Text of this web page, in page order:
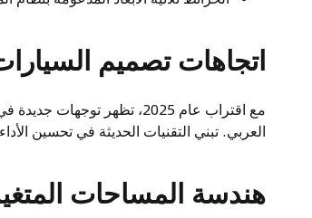
اتجاهات تصميم السيارات
مع اقتراب عام 2025، تظهر
العربي. تبني التقنيات الحديثة في تحسين
هندسة المساحات